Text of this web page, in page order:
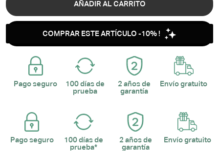
AÑADIR AL CARRITO
Pago seguro
100 días de
prueba
2 años de
garantía
Envío gratuito
Pago seguro
100 días de
prueba*
2 años de
garantía
Envío gratuito